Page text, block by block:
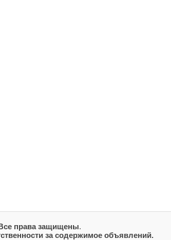
права защищены.
за содержимое объявлений.